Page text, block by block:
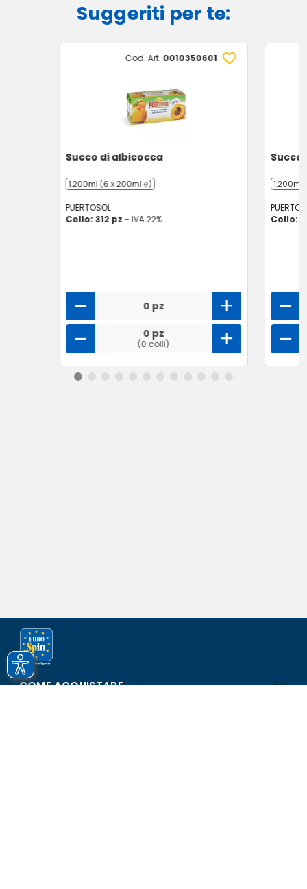
Suggeriti per te:
Cod. Art. 0010350601
Succo di albicocca
1.200ml (6 x 200ml ℮)
PUERTOSOL
Collo: 312 pz - IVA 22%
0 pz
0 pz
(0 colli)
Succo
1.200ml
Collo:
COME ACQUISTARE